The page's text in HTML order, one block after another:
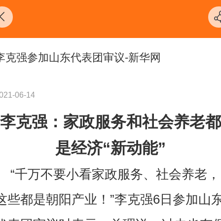
克强参加山东代表团审议-新华网
06-14
李克强：家政服务和社会养老都
是经济“新动能”
“千万不要小看家政服务、社会养老，
些都是朝阳产业！”李克强6日参加山